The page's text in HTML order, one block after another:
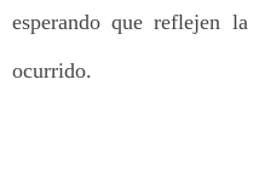
esperando que reflejen
ocurrido.